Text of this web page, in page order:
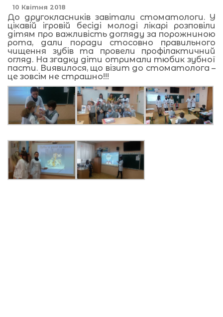
10 Квітня 2018
До другокласників завітали стоматологи. У
цікавій ігровій бесіді молоді лікарі розповіли
дітям про важливість догляду за порожниною
рота, дали поради стосовно правильного
чищення зубів та провели профілактичний
огляд. На згадку діти отримали тюбик зубної
пасти. Виявилося, що візит до стоматолога –
це зовсім не страшно!!!